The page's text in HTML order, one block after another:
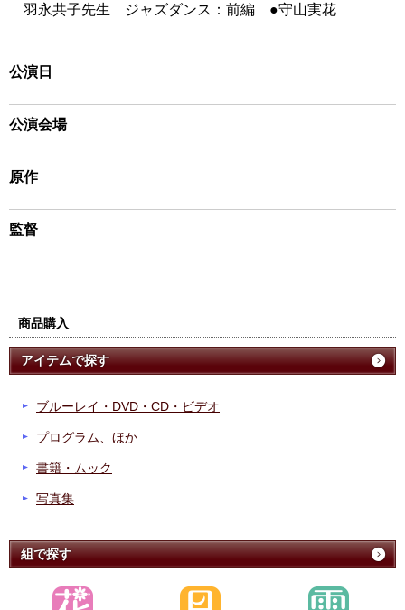
羽永共子先生 ジャズダンス：前編 ●守山実花
公演日
公演会場
原作
監督
商品購入
アイテムで探す
ブルーレイ・DVD・CD・ビデオ
プログラム、ほか
書籍・ムック
写真集
組で探す